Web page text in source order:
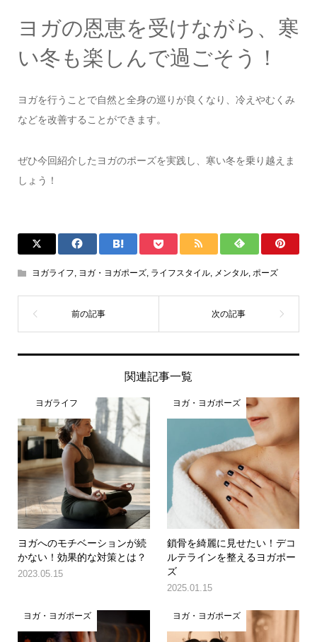
ヨガの恩恵を受けながら、寒
い冬も楽しんで過ごそう！
ヨガを行うことで自然と全身の巡りが良くなり、冷えやむくみ
などを改善することができます。
ぜひ今回紹介したヨガのポーズを実践し、寒い冬を乗り越えま
しょう！
ヨガライフ ヨガ・ヨガポーズ, ライフスタイル, メンタル, ポーズ
関連記事一覧
ヨガライフ
ヨガへのモチベーションが続
かない！効果的な対策とは？
2023.05.15
ヨガ・ヨガポーズ
鎖骨を綺麗に見せたい！デコ
ルテラインを整えるヨガポー
ズ
2025.01.15
ヨガ・ヨガポーズ ヨガ・ヨガポーズ